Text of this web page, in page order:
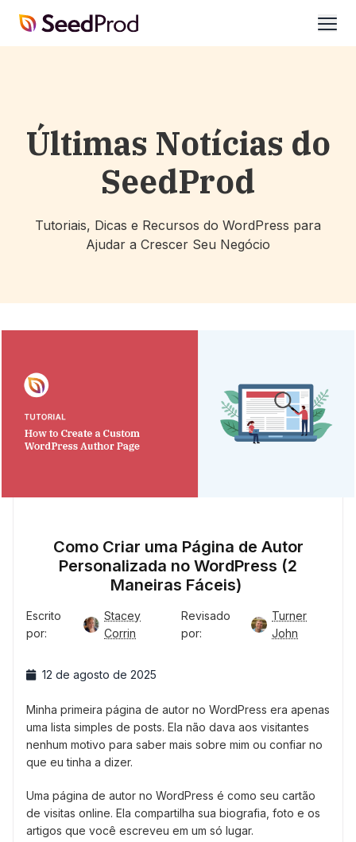
SeedProd
Últimas Notícias do
SeedProd
Tutoriais, Dicas e Recursos do WordPress para
Ajudar a Crescer Seu Negócio
Como Criar uma Página de Autor
Personalizada no WordPress (2
Maneiras Fáceis)
Escrito
por:
Stacey
Corrin
Revisado
por:
Turner
John
12 de agosto de 2025
Minha primeira página de autor no WordPress era apenas
uma lista simples de posts. Ela não dava aos visitantes
nenhum motivo para saber mais sobre mim ou confiar no
que eu tinha a dizer.
Uma página de autor no WordPress é como seu cartão
de visitas online. Ela compartilha sua biografia, foto e os
artigos que você escreveu em um só lugar.